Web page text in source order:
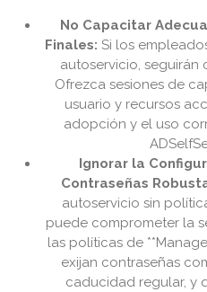
No Capacitar
Finales: Si los
autoservicio,
Ofrezca sesiones de
usuario y recursos
adopción y el uso
Ignorar la
Contraseñas
autoservicio sin
puede comprometer la
las políticas de
exijan contraseñas
caducidad regular, y